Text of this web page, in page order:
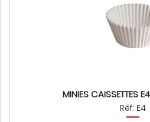
MINIES CAISSETTES
Réf: E4